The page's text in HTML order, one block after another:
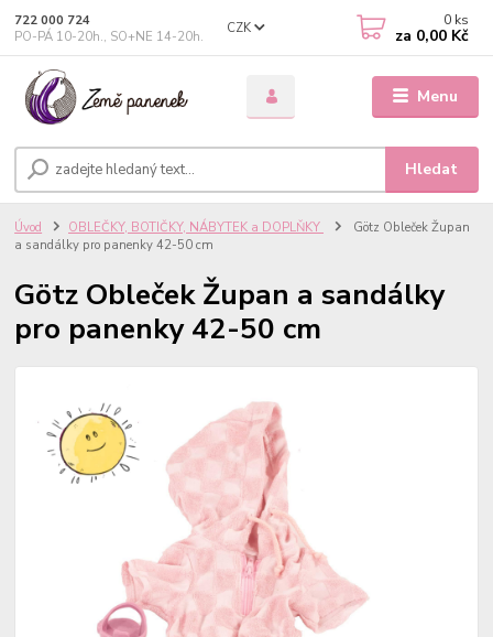
Menu
CZK
Hledat
722 000 724
PO-PÁ 10-20h., SO+NE 14-20h.
0 ks
za 0,00 Kč
Úvod OBLEČKY, BOTIČKY, NÁBYTEK a DOPLŇKY
Götz Obleček Župan
a sandálky pro panenky 42-50 cm
Götz Obleček Župan a sandálky
pro panenky 42-50 cm